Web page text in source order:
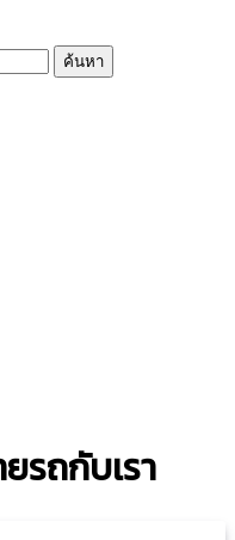
รถกับเรา